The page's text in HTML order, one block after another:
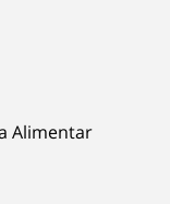
Alimentar